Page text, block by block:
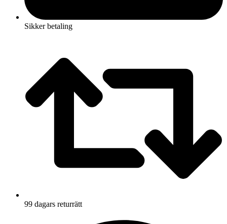
Sikker betaling
99 dagars returrätt